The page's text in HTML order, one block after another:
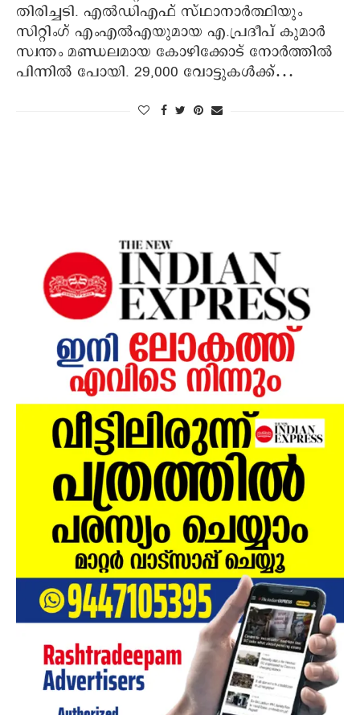
തിരിച്ചടി. എല്‍ഡിഎഫ് സ്ഥാനാര്‍ത്ഥിയും
സിറ്റിംഗ് എംഎല്‍എയുമായ എ.പ്രദീപ് കുമാര്‍
സ്വന്തം മണ്ഡ‍ലമായ കോഴിക്കോട് നോര്‍ത്തില്‍
പിന്നില്‍ പോയി. 29,000 വോട്ടുകള്‍ക്ക്…